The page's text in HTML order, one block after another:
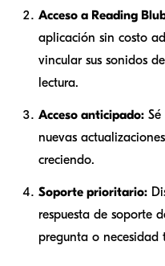
Acceso a Reading
aplicación sin costo
vincular sus sonidos
lectura.
Acceso anticipado:
nuevas
creciendo.
Soporte prioritario:
respuesta de soporte
pregunta o necesidad